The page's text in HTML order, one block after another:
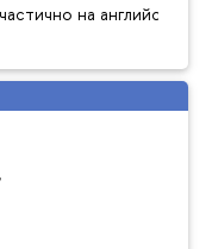
на английском